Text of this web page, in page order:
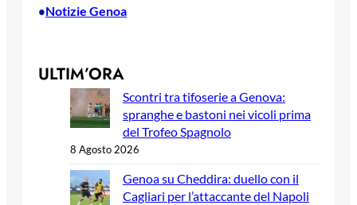
•Notizie Genoa
ULTIM’ORA
Scontri tra tifoserie a Genova:
spranghe e bastoni nei vicoli prima
del Trofeo Spagnolo
8 Agosto 2026
Genoa su Cheddira: duello con il
Cagliari per l’attaccante del Napoli